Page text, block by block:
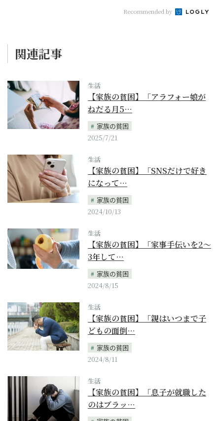
Recommended by
関連記事
生活
【家族の貧困】「アラフォー娘が
ねだる月5…
家族の貧困
2025/7/21
生活
【家族の貧困】「SNSだけで好き
になって…
家族の貧困
2024/10/13
生活
【家族の貧困】「家事手伝いを2～
3年して…
家族の貧困
2024/8/15
生活
【家族の貧困】「親はいつまで子
どもの面倒…
家族の貧困
2024/8/11
生活
【家族の貧困】「息子が就職した
のはブラッ…